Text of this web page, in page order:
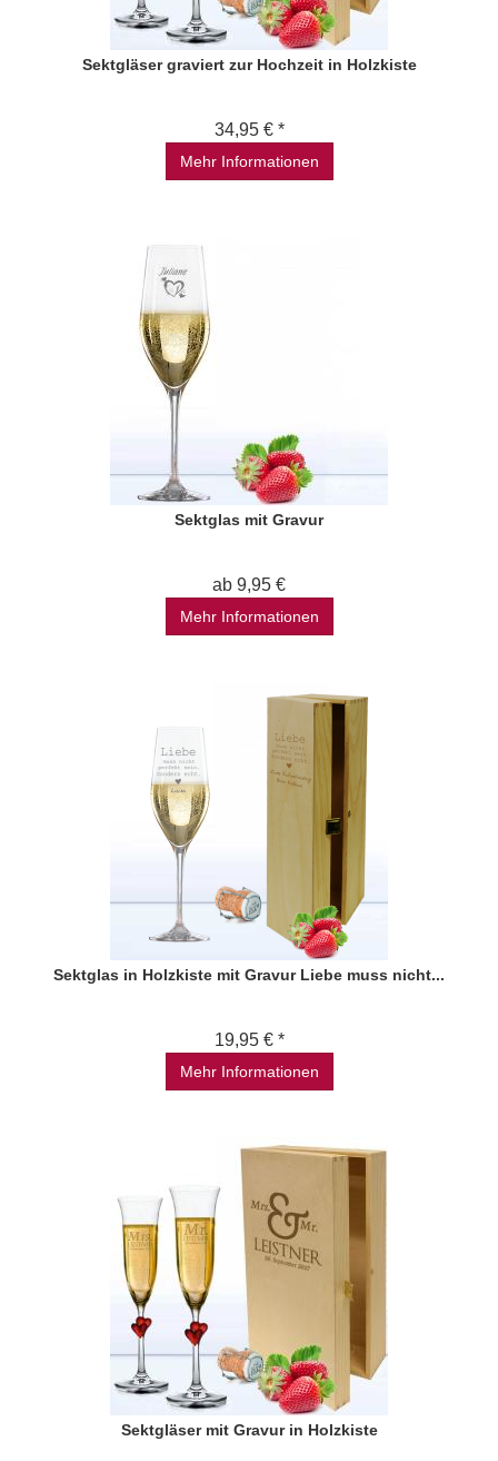
Sektgläser graviert zur Hochzeit in Holzkiste
34,95 € *
Mehr Informationen
Sektglas mit Gravur
ab 9,95 €
Mehr Informationen
Sektglas in Holzkiste mit Gravur Liebe muss nicht...
19,95 € *
Mehr Informationen
Sektgläser mit Gravur in Holzkiste